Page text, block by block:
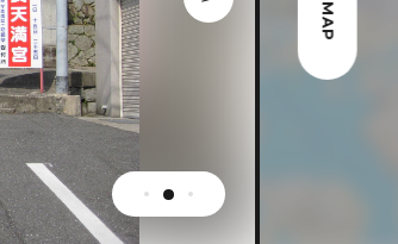
MAP